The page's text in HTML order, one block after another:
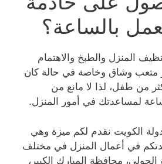
بالساعة؟
المنزل والطبخ والاهتمام
متعب وشاق وخاصة في حالة كان
من طفل، لذا لا مانع من
لمساعدتك في أمور المنزل.
الكويت نقدم لكم ميزة وهي
في أعمال المنزل في مختلف
محافظة المبارك الكبير،